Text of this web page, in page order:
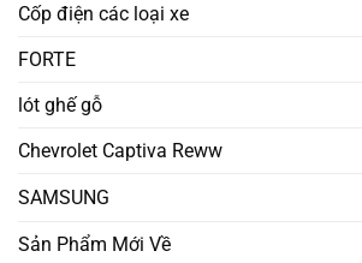
Cốp điện các loại xe
FORTE
lót ghế gỗ
Chevrolet Captiva Reww
SAMSUNG
Sản Phẩm Mới Về